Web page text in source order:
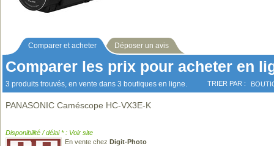
Comparer et acheter Déposer un avis
Comparer les prix pour acheter en
3 produits trouvés, en vente dans 3 boutiques en ligne. TRIER PAR :
PANASONIC Caméscope HC-VX3E-K
Disponibilité / délai * : Voir site
En vente chez Digit-Photo